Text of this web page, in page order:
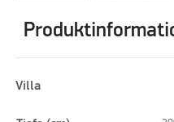
Villa